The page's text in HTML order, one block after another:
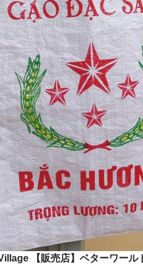
【販売店】ベターワール